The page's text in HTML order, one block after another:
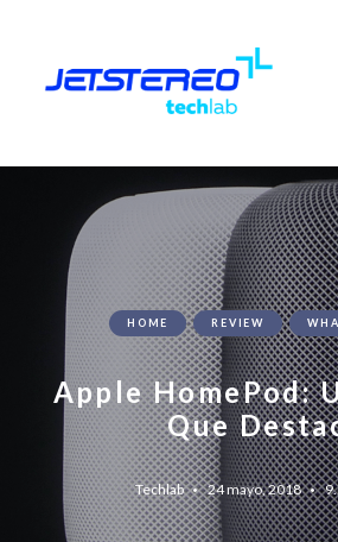
HOME REVIEW
Apple HomePod:
Que
Techlab 24 mayo, 2018